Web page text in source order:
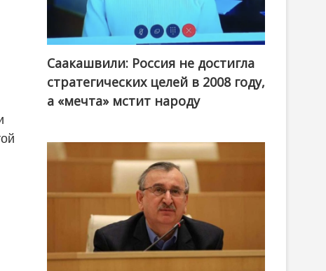
Саакашвили: Россия не достигла
стратегических целей в 2008 году,
а «мечта» мстит народу